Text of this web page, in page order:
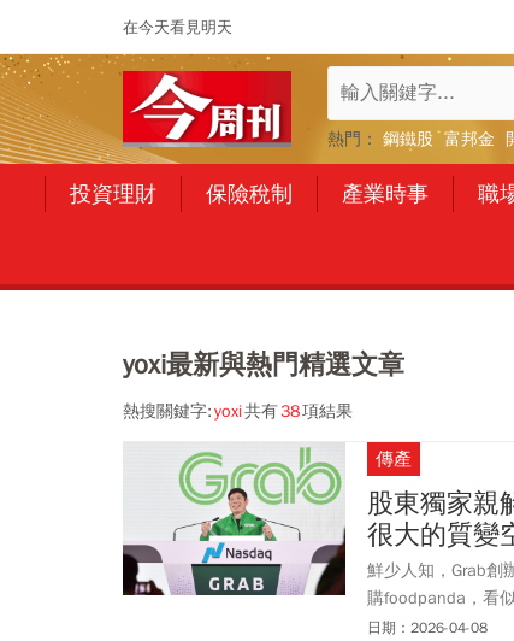
在今天看見明天
熱門： 鋼鐵股 富邦金
投資理財 保險稅制 產業時事 職
yoxi最新與熱門精選文章
熱搜關鍵字:yoxi共有38項結果
傳產
股東獨家親
很大的質變
鮮少人知，Grab創
購foodpanda，看
業者表態靠攏。
日期：2026-04-08